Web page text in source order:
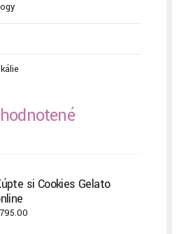
si Cookies Gelato
795.00